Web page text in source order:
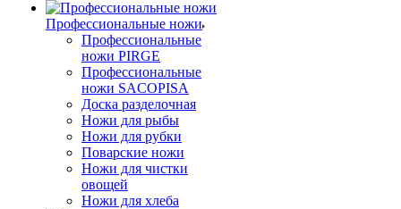
Профессиональные ножи
Профессиональные
ножи PIRGE
Профессиональные
ножи SACOPISA
Доска разделочная
Ножи для рыбы
Ножи для рубки
Поварские ножи
Ножи для чистки
овощей
Ножи для хлеба